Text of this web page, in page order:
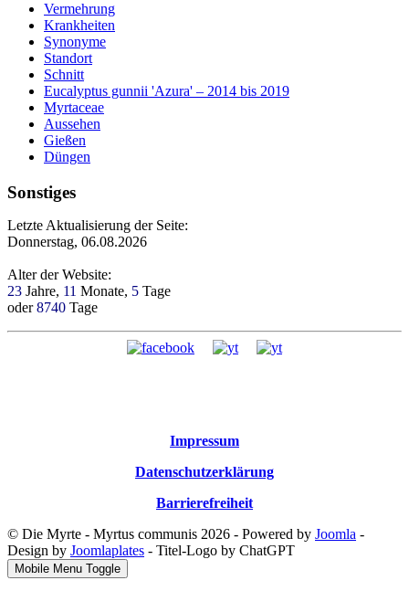
Vermehrung
Krankheiten
Synonyme
Standort
Schnitt
Eucalyptus gunnii 'Azura' – 2014 bis 2019
Myrtaceae
Aussehen
Gießen
Düngen
Sonstiges
Letzte Aktualisierung der Seite:
Donnerstag, 06.08.2026
Alter der Website:
23 Jahre, 11 Monate, 5 Tage
oder8740 Tage
Impressum
Datenschutzerklärung
Barrierefreiheit
© Die Myrte - Myrtus communis 2026 - Powered by Joomla -
Design by Joomlaplates - Titel-Logo by ChatGPT
Mobile Menu Toggle